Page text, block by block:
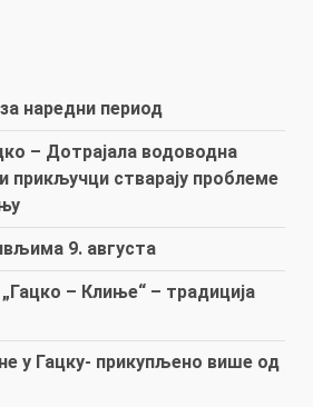
наредни период
– Дотрајала водоводна
прикључци стварају проблеме
9. августа
– Клиње“ – традиција
у Гацку- прикупљено више од